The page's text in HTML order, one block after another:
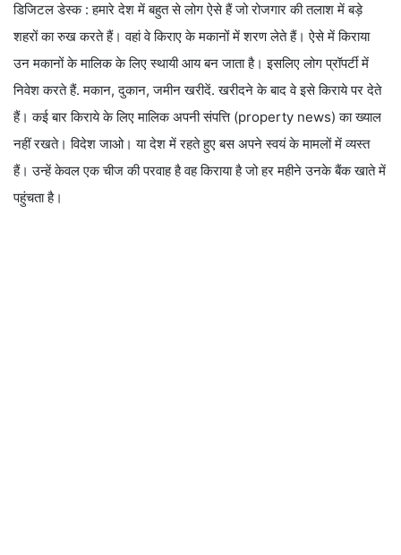
डिजिटल डेस्क : हमारे देश में बहुत से लोग ऐसे हैं जो रोजगार की तलाश में बड़े
शहरों का रुख करते हैं। वहां वे किराए के मकानों में शरण लेते हैं। ऐसे में किराया
उन मकानों के मालिक के लिए स्थायी आय बन जाता है। इसलिए लोग प्रॉपर्टी में
निवेश करते हैं. मकान, दुकान, जमीन खरीदें. खरीदने के बाद वे इसे किराये पर देते
हैं। कई बार किराये के लिए मालिक अपनी संपत्ति (property news) का ख्याल
नहीं रखते। विदेश जाओ। या देश में रहते हुए बस अपने स्वयं के मामलों में व्यस्त
हैं। उन्हें केवल एक चीज की परवाह है वह किराया है जो हर महीने उनके बैंक खाते में
पहुंचता है।